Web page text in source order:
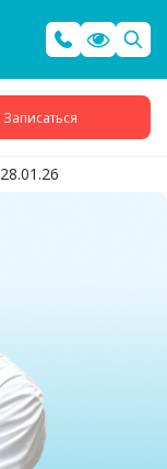
Записаться